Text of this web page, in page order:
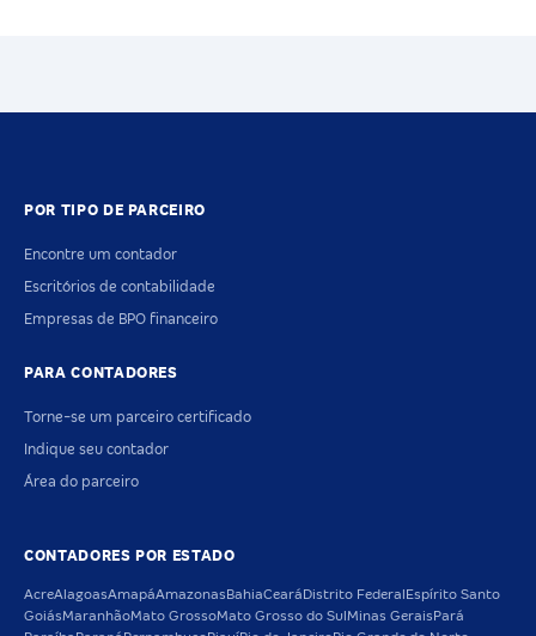
POR TIPO DE PARCEIRO
Encontre um contador
Escritórios de contabilidade
Empresas de BPO financeiro
PARA CONTADORES
Torne-se um parceiro certificado
Indique seu contador
Área do parceiro
CONTADORES POR ESTADO
AcreAlagoasAmapáAmazonas BahiaCeará Distrito Federal Espírito Santo
GoiásMaranhãoMato GrossoMato Grosso do Sul Minas Gerais Pará